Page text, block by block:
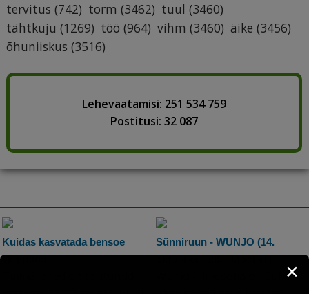
tervitus (742) torm (3462) tuul (3460)
tähtkuju (1269) töö (964) vihm (3460) äike (3456)
õhuniiskus (3516)
Lehevaatamisi: 251 534 759
Postitusi: 32 087
Kuidas kasvatada bensoe
viigipuud
Sünniruun - WUNJO (14.
✕